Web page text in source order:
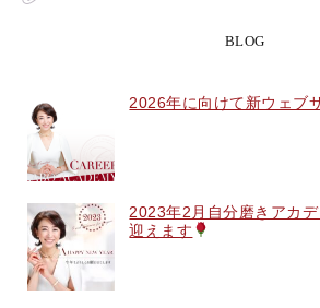
BLOG
2026年に向けて新ウェブ
2023年2月自分磨きアカ
迎えます